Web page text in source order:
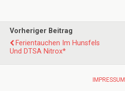
Vorheriger Beitrag
Ferientauchen Im Hunsfels
Und DTSA Nitrox*
IMPRESSUM